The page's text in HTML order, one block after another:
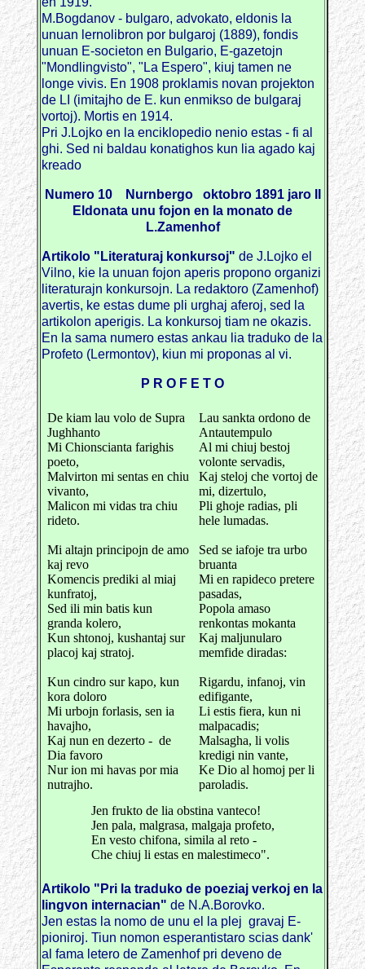
M.Bogdanov - bulgaro, advokato, eldonis la
unuan lernolibron por bulgaroj (1889), fondis
unuan E-societon en Bulgario, E-gazetojn
"Mondlingvisto", "La Espero", kiuj tamen ne
longe vivis. En 1908 proklamis novan projekton
de LI (imitajho de E. kun enmikso de bulgaraj
vortoj). Mortis en 1914.
Pri J.Lojko en la enciklopedio nenio estas - fi al
ghi. Sed ni baldau konatighos kun lia agado kaj
kreado
Numero 10 Nurnbergo oktobro 1891 jaro II
Eldonata unu fojon en la monato de
L.Zamenhof
Artikolo "Literaturaj konkursoj" de J.Lojko el
Vilno, kie la unuan fojon aperis propono organizi
literaturajn konkursojn. La redaktoro (Zamenhof)
avertis, ke estas dume pli urghaj aferoj, sed la
artikolon aperigis. La konkursoj tiam ne okazis.
En la sama numero estas ankau lia traduko de la
Profeto (Lermontov), kiun mi proponas al vi.
P R O F E T O
De kiam lau volo de Supra
Jughhanto
Mi Chionscianta farighis
poeto,
Malvirton mi sentas en chiu
vivanto,
Malicon mi vidas tra chiu
rideto.
Mi altajn principojn de amo
kaj revo
Komencis prediki al miaj
kunfratoj,
Sed ili min batis kun
granda kolero,
Kun shtonoj, kushantaj sur
placoj kaj stratoj.
Kun cindro sur kapo, kun
kora doloro
Mi urbojn forlasis, sen ia
havajho,
Kaj nun en dezerto - de
Dia favoro
Nur ion mi havas por mia
nutrajho.
Lau sankta ordono de
Antautempulo
Al mi chiuj bestoj
volonte servadis,
Kaj steloj che vortoj de
mi, dizertulo,
Pli ghoje radias, pli
hele lumadas.
Sed se iafoje tra urbo
bruanta
Mi en rapideco pretere
pasadas,
Popola amaso
renkontas mokanta
Kaj maljunularo
memfide diradas:
Rigardu, infanoj, vin
edifigante,
Li estis fiera, kun ni
malpacadis;
Malsagha, li volis
kredigi nin vante,
Ke Dio al homoj per li
paroladis.
Jen frukto de lia obstina vanteco!
Jen pala, malgrasa, malgaja profeto,
En vesto chifona, simila al reto -
Che chiuj li estas en malestimeco".
Artikolo "Pri la traduko de poeziaj verkoj en la
lingvon internacian" de N.A.Borovko.
Jen estas la nomo de unu el la plej gravaj E-
pioniroj. Tiun nomon esperantistaro scias dank'
al fama letero de Zamenhof pri deveno de